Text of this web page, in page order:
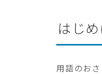
はじ
用語のおさ